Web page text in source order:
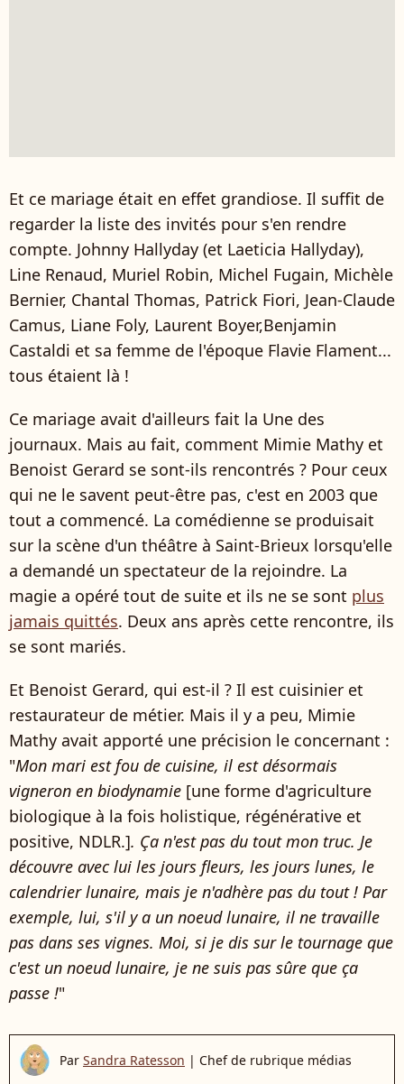
Et ce mariage était en effet grandiose. Il suffit de
regarder la liste des invités pour s'en rendre
compte. Johnny Hallyday (et Laeticia Hallyday),
Line Renaud, Muriel Robin, Michel Fugain, Michèle
Bernier, Chantal Thomas, Patrick Fiori, Jean-Claude
Camus, Liane Foly, Laurent Boyer,Benjamin
Castaldi et sa femme de l'époque Flavie Flament...
tous étaient là !
Ce mariage avait d'ailleurs fait la Une des
journaux. Mais au fait, comment Mimie Mathy et
Benoist Gerard se sont-ils rencontrés ? Pour ceux
qui ne le savent peut-être pas, c'est en 2003 que
tout a commencé. La comédienne se produisait
sur la scène d'un théâtre à Saint-Brieux lorsqu'elle
a demandé un spectateur de la rejoindre. La
magie a opéré tout de suite et ils ne se sont plus
jamais quittés. Deux ans après cette rencontre, ils
se sont mariés.
Et Benoist Gerard, qui est-il ? Il est cuisinier et
restaurateur de métier. Mais il y a peu, Mimie
Mathy avait apporté une précision le concernant :
"Mon mari est fou de cuisine, il est désormais
vigneron en biodynamie [une forme d'agriculture
biologique à la fois holistique, régénérative et
positive, NDLR.]. Ça n'est pas du tout mon truc. Je
découvre avec lui les jours fleurs, les jours lunes, le
calendrier lunaire, mais je n'adhère pas du tout ! Par
exemple, lui, s'il y a un noeud lunaire, il ne travaille
pas dans ses vignes. Moi, si je dis sur le tournage que
c'est un noeud lunaire, je ne suis pas sûre que ça
passe !"
Par Sandra Ratesson | Chef de rubrique médias